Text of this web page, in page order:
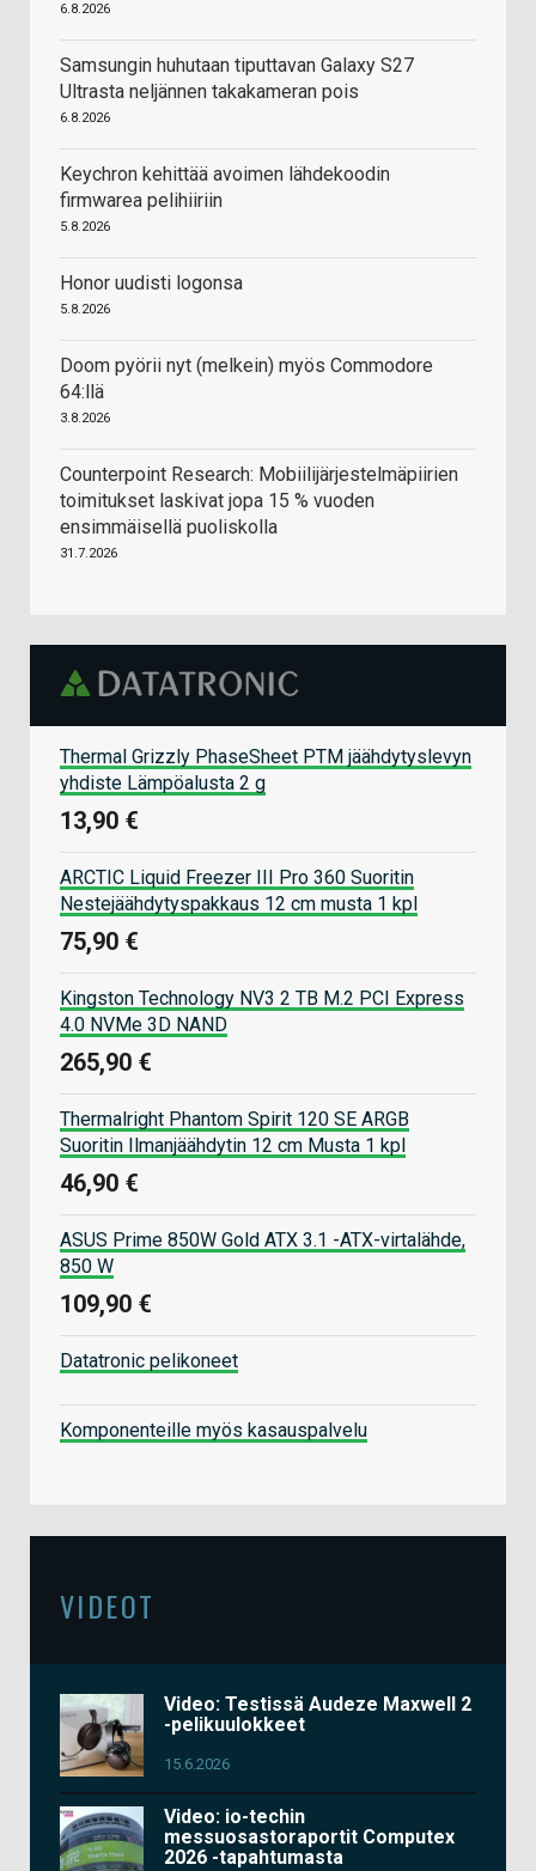
6.8.2026
Samsungin huhutaan tiputtavan Galaxy S27
Ultrasta neljännen takakameran pois
6.8.2026
Keychron kehittää avoimen lähdekoodin
firmwarea pelihiiriin
5.8.2026
Honor uudisti logonsa
5.8.2026
Doom pyörii nyt (melkein) myös Commodore
64:llä
3.8.2026
Counterpoint Research: Mobiilijärjestelmäpiirien
toimitukset laskivat jopa 15 % vuoden
ensimmäisellä puoliskolla
31.7.2026
Thermal Grizzly PhaseSheet PTM jäähdytyslevyn
yhdiste Lämpöalusta 2 g
13,90 €
ARCTIC Liquid Freezer III Pro 360 Suoritin
Nestejäähdytyspakkaus 12 cm musta 1 kpl
75,90 €
Kingston Technology NV3 2 TB M.2 PCI Express
4.0 NVMe 3D NAND
265,90 €
Thermalright Phantom Spirit 120 SE ARGB
Suoritin Ilmanjäähdytin 12 cm Musta 1 kpl
46,90 €
ASUS Prime 850W Gold ATX 3.1 -ATX-virtalähde,
850 W
109,90 €
Datatronic pelikoneet
Komponenteille myös kasauspalvelu
VIDEOT
Video: Testissä Audeze Maxwell 2
-pelikuulokkeet
15.6.2026
Video: io-techin
messuosastoraportit Computex
2026 -tapahtumasta